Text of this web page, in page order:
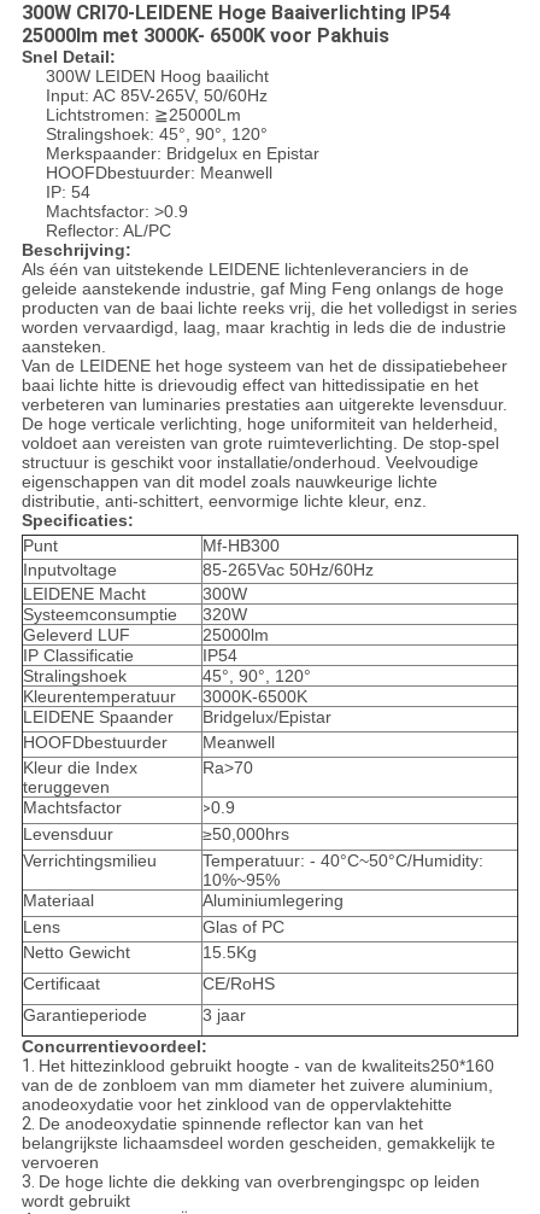
300W CRI70-LEIDENE Hoge Baaiverlichting IP54
25000lm met 3000K- 6500K voor Pakhuis
Snel Detail:
300W LEIDEN Hoog baailicht
Input: AC 85V-265V, 50/60Hz
Lichtstromen: ≧25000Lm
Stralingshoek: 45°, 90°, 120°
Merkspaander: Bridgelux en Epistar
HOOFDbestuurder: Meanwell
IP: 54
Machtsfactor: >0.9
Reflector: AL/PC
Beschrijving:
Als één van uitstekende LEIDENE lichtenleveranciers in de
geleide aanstekende industrie, gaf Ming Feng onlangs de hoge
producten van de baai lichte reeks vrij, die het volledigst in series
worden vervaardigd, laag, maar krachtig in leds die de industrie
aansteken.
Van de LEIDENE het hoge systeem van het de dissipatiebeheer
baai lichte hitte is drievoudig effect van hittedissipatie en het
verbeteren van luminaries prestaties aan uitgerekte levensduur.
De hoge verticale verlichting, hoge uniformiteit van helderheid,
voldoet aan vereisten van grote ruimteverlichting. De stop-spel
structuur is geschikt voor installatie/onderhoud. Veelvoudige
eigenschappen van dit model zoals nauwkeurige lichte
distributie, anti-schittert, eenvormige lichte kleur, enz.
Specificaties:
Punt
Mf-HB300
Inputvoltage
85-265Vac 50Hz/60Hz
LEIDENE Macht
300W
Systeemconsumptie
320W
Geleverd LUF
25000lm
IP Classificatie
IP54
Stralingshoek
45°, 90°, 120°
Kleurentemperatuur
3000K-6500K
LEIDENE Spaander
Bridgelux/Epistar
HOOFDbestuurder
Meanwell
Kleur die Index
teruggeven
Ra>70
Machtsfactor >0.9
Levensduur
≥50,000hrs
Verrichtingsmilieu
Temperatuur: - 40°C~50°C/Humidity:
10%~95%
Materiaal
Aluminiumlegering
Lens
Glas of PC
Netto Gewicht
15.5Kg
Certificaat
CE/RoHS
Garantieperiode
3 jaar
Concurrentievoordeel:
1. Het hittezinklood gebruikt hoogte - van de kwaliteits250*160
van de de zonbloem van mm diameter het zuivere aluminium,
anodeoxydatie voor het zinklood van de oppervlaktehitte
2. De anodeoxydatie spinnende reflector kan van het
belangrijkste lichaamsdeel worden gescheiden, gemakkelijk te
vervoeren
3. De hoge lichte die dekking van overbrengingspc op leiden
wordt gebruikt